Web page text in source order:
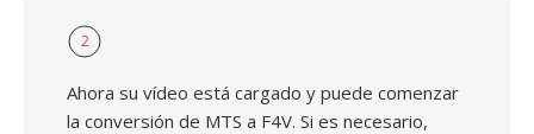
2
Ahora su vídeo está cargado y puede comenzar
la conversión de MTS a F4V. Si es necesario,